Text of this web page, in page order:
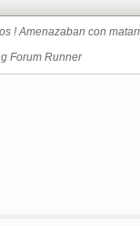
! Amenazaban con
Forum Runner